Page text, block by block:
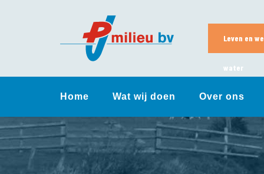
Leven en
water
Home Wat wij doen Over ons